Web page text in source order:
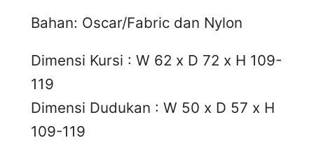
Bahan: Oscar/Fabric dan Nylon
Dimensi Kursi : W 62 x D 72 x H 109-
119
Dimensi Dudukan : W 50 x D 57 x H
109-119